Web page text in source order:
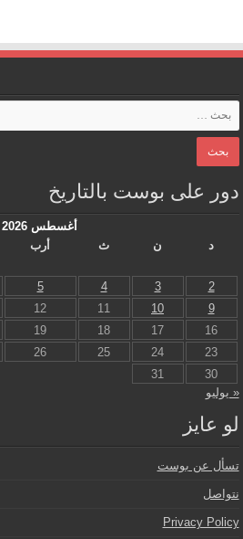
دور على بوست بالتاريخ
أغسطس 2026
د
ن ث أرب
2
3
4
5
9
10
11
12
16
17
18
19
23
24
25
26
30
31
« يوليو
لو عايز
تسأل عن بوست
نتواصل
Privacy Policy